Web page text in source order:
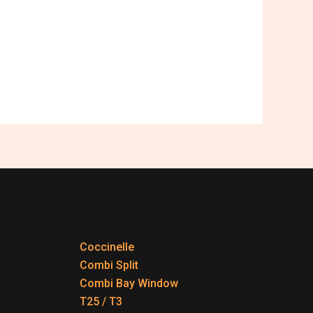
Coccinelle
Combi Split
Combi Bay Window
T25 / T3